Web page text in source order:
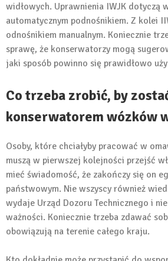
widłowych. Uprawnienia IWJK dotyczą
automatycznym podnośnikiem. Z kolei
odnośnikiem manualnym. Koniecznie
sprawę, że konserwatorzy mogą
jaki sposób powinno się prawidłowo
Co trzeba zrobić, by
konserwatorem wózków
Osoby, które chciałyby pracować w
muszą w pierwszej kolejności przejść
mieć świadomość, że zakończy się on
państwowym. Nie wszyscy również
wydaje Urząd Dozoru Technicznego i
ważności. Koniecznie trzeba zdawać
obowiązują na terenie całego kraju.